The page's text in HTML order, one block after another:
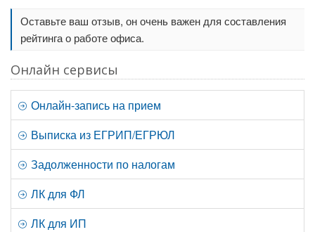
Оставьте ваш отзыв, он очень важен для составления
рейтинга о работе офиса.
Онлайн сервисы
Онлайн-запись на прием
Выписка из ЕГРИП/ЕГРЮЛ
Задолженности по налогам
ЛК для ФЛ
ЛК для ИП